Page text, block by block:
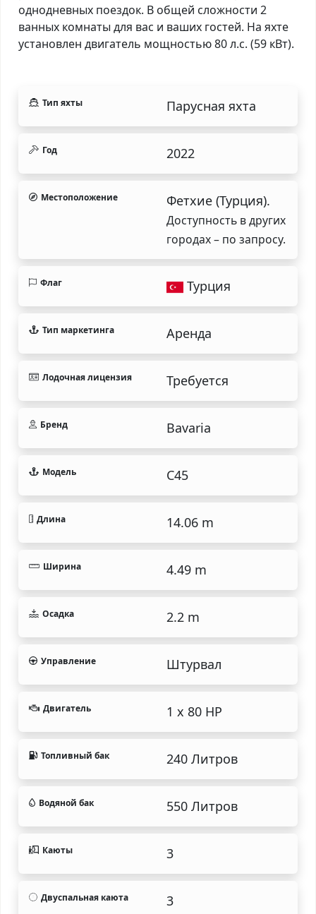
однодневных поездок. В общей сложности 2
ванных комнаты для вас и ваших гостей. На яхте
установлен двигатель мощностью 80 л.с. (59 кВт).
Тип яхты Парусная яхта
Год 2022
Местоположение Фетхие (Турция).
Доступность в других
городах – по запросу.
Флаг Турция
Тип маркетинга Аренда
Лодочная лицензия Требуется
Бренд Bavaria
Модель C45
Длина 14.06 m
Ширина 4.49 m
Осадка 2.2 m
Управление Штурвал
Двигатель 1 x 80 HP
Топливный бак 240 Литров
Водяной бак 550 Литров
Каюты 3
Двуспальная каюта 3